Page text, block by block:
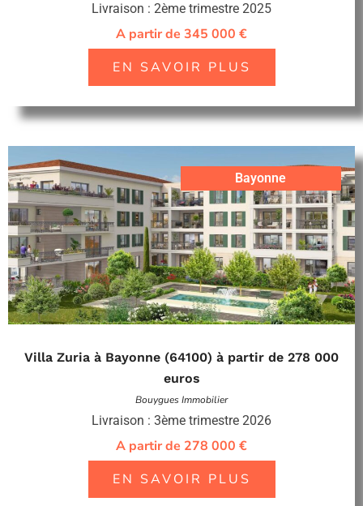
Livraison : 2ème trimestre 2025
A partir de 345 000 €
EN SAVOIR PLUS
Bayonne
Villa Zuria à Bayonne (64100) à partir de 278 000
euros
Bouygues Immobilier
Livraison : 3ème trimestre 2026
A partir de 278 000 €
EN SAVOIR PLUS